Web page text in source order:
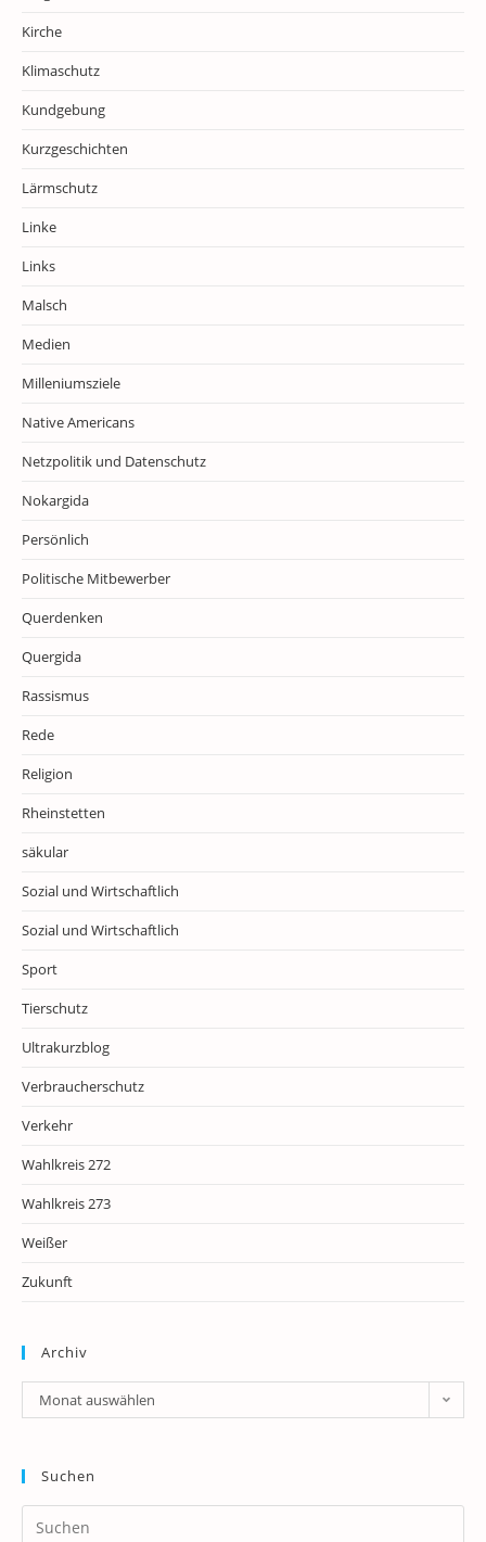
Kirche
Klimaschutz
Kundgebung
Kurzgeschichten
Lärmschutz
Linke
Links
Malsch
Medien
Milleniumsziele
Native Americans
Netzpolitik und Datenschutz
Nokargida
Persönlich
Politische Mitbewerber
Querdenken
Quergida
Rassismus
Rede
Religion
Rheinstetten
säkular
Sozial und Wirtschaftlich
Sozial und Wirtschaftlich
Sport
Tierschutz
Ultrakurzblog
Verbraucherschutz
Verkehr
Wahlkreis 272
Wahlkreis 273
Weißer
Zukunft
Archiv
Archiv
Monat auswählen
Suchen